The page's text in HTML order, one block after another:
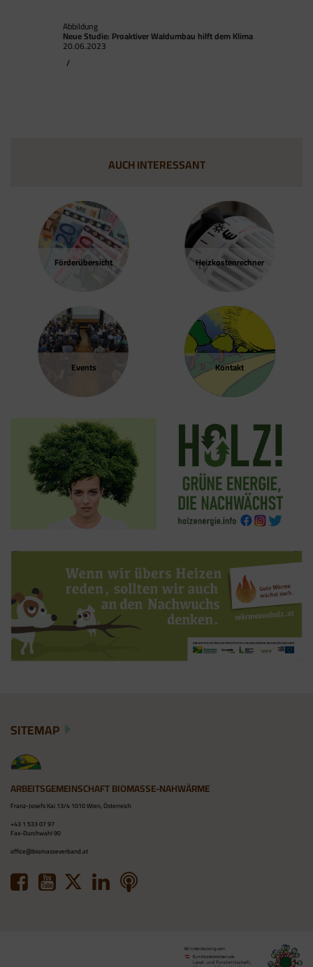
Abbildung
Neue Studie: Proaktiver Waldumbau hilft dem Klima
20.06.2023
/
Förder­übersicht Heizkosten­rechner
Events Kontakt
AUCH INTERESSANT
SITEMAP
ARBEITSGEMEINSCHAFT BIOMASSE-NAHWÄRME
Franz-Josefs Kai 13/4 1010 Wien, Österreich
+43 1 533 07 97
Fax-Durchwahl 90
office@biomasseverband.at